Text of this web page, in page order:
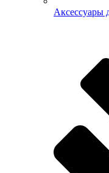
Аксессуары